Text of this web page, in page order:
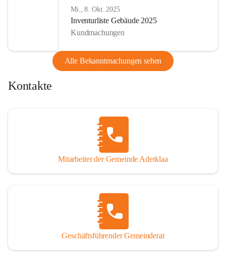
Mi., 8. Okt. 2025
Inventurliste Gebäude 2025
Kundmachungen
Alle Bekanntmachungen sehen
Kontakte
Mitarbeiter der Gemeinde Aderklaa
Geschäftsführender Gemeinderat